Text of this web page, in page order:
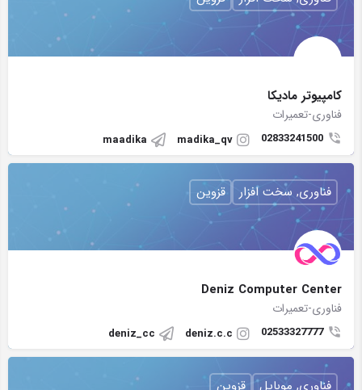
کامپیوتر مادیکا
فناوری-تعمیرات
02833241500
madika_qv
maadika
Deniz Computer Center
فناوری-تعمیرات
02533327777
deniz.c.c
deniz_cc
فناوری, سخت افزار قزوین
فناوری, موبایل قزوین